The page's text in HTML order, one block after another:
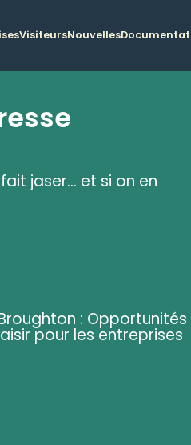
VisiteursNouvelles
jaser... et si on en
: Opportunités
pour les entreprises